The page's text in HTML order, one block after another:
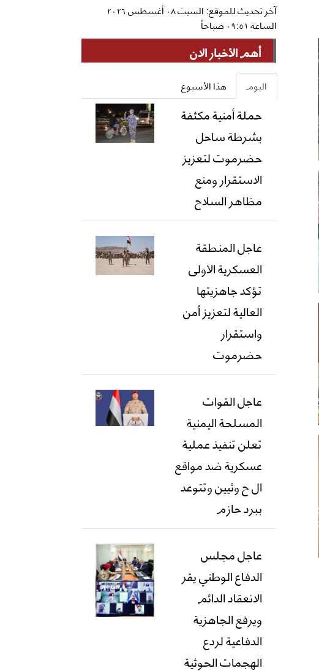
آخر تحديث للموقع: السبت ٠٨ أغسطس ٢٠٢٦
الساعة ٠٩:٥١ صباحاً
أهم الأخبار الان
اليوم هذا الأسبوع
حملة أمنية مكثفة
بشرطة ساحل
حضرموت لتعزيز
الاستقرار ومنع
مظاهر السلاح
عاجل المنطقة
العسكرية الأولى
تؤكد جاهزيتها
العالية لتعزيز أمن
واستقرار
حضرموت
عاجل القوات
المسلحة اليمنية
تعلن تنفيذ عملية
عسكرية ضد مواقع
ال ح وثيين وتتوعد
ببرد حازم
عاجل مجلس
الدفاع الوطني يقر
الانعقاد الدائم
ويرفع الجاهزية
الدفاعية لردع
الهجمات الحوثية